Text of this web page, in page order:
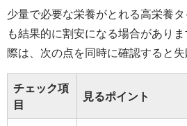
少量で必要な栄養がとれる高栄養
も結果的に割安になる場合があり
際は、次の点を同時に確認すると失
チェック項
目
見るポイント